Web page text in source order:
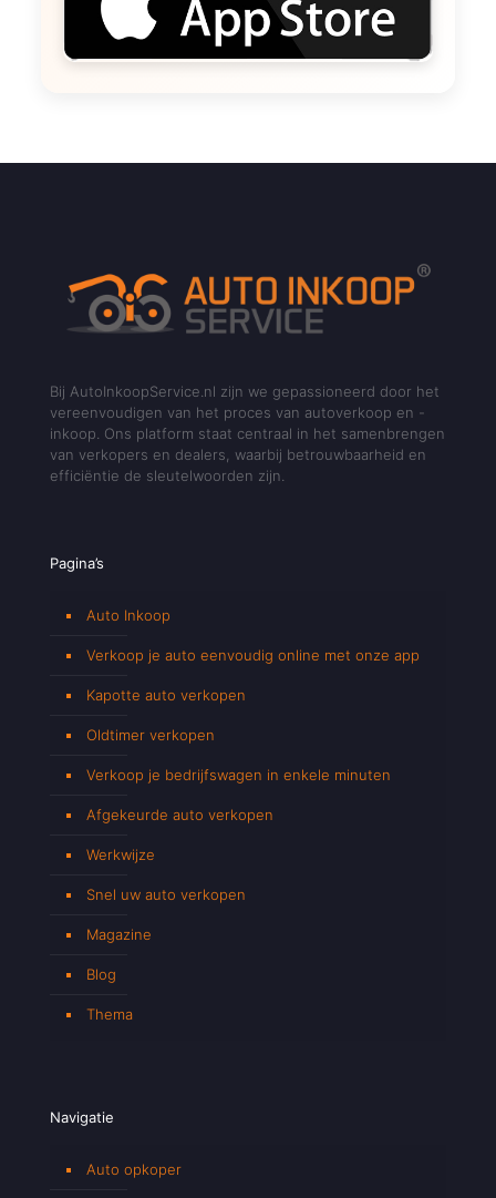
Bij AutoInkoopService.nl zijn we gepassioneerd door het
vereenvoudigen van het proces van autoverkoop en -
inkoop. Ons platform staat centraal in het samenbrengen
van verkopers en dealers, waarbij betrouwbaarheid en
efficiëntie de sleutelwoorden zijn.
Pagina’s
Auto Inkoop
Verkoop je auto eenvoudig online met onze app
Kapotte auto verkopen
Oldtimer verkopen
Verkoop je bedrijfswagen in enkele minuten
Afgekeurde auto verkopen
Werkwijze
Snel uw auto verkopen
Magazine
Blog
Thema
Navigatie
Auto opkoper